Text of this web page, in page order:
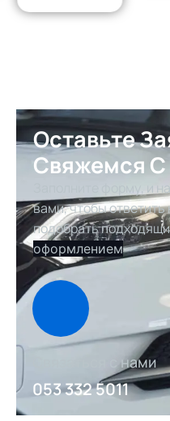
Оставьте
Свяжемся
Заполните форму, и
вами, чтобы
подобрать
оформлением
Связаться с нами
053 332 5011